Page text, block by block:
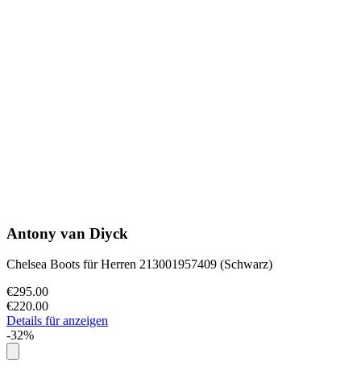
Antony van Diyck
Chelsea Boots für Herren 213001957409 (Schwarz)
€295.00
€220.00
Details für anzeigen
-32%